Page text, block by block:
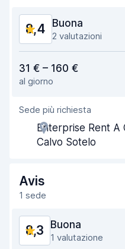
8,4 Buona
2 valutazioni
Facile da trovare
Gentilezza degli agenti
Rapidità del ritiro
Pulizia del veicolo
Condizioni dell'auto
31 € – 160 €
al giorno
Sede più richiesta
Enterprise Rent A
Calvo Sotelo
Avis
1 sede
8,3 Buona
1 valutazione